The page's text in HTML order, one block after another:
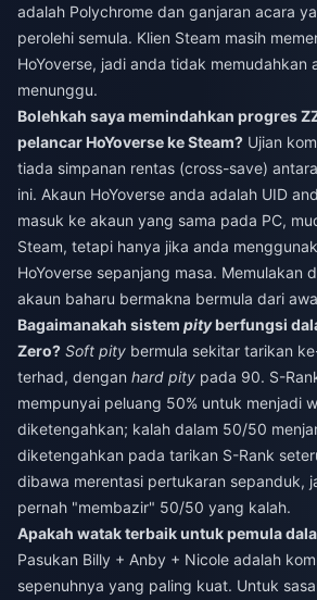
adalah Polychrome dan ganjaran acara
perolehi semula. Klien Steam masih
HoYoverse, jadi anda tidak memudahkan
menunggu.
Bolehkah saya memindahkan progres
pelancar HoYoverse ke Steam? Ujian
tiada simpanan rentas (cross-save)
ini. Akaun HoYoverse anda adalah UID
masuk ke akaun yang sama pada PC,
Steam, tetapi hanya jika anda
HoYoverse sepanjang masa. Memulakan
akaun baharu bermakna bermula dari
Bagaimanakah sistem pityberfungsi
Zero? Soft pity bermula sekitar tarikan
terhad, dengan hard pity pada 90. S-
mempunyai peluang 50% untuk menjadi
diketengahkan; kalah dalam 50/50
diketengahkan pada tarikan S-Rank
dibawa merentasi pertukaran sepanduk,
pernah "membazir" 50/50 yang kalah.
Apakah watak terbaik untuk pemula
Pasukan Billy + Anby + Nicole adalah
sepenuhnya yang paling kuat. Untuk